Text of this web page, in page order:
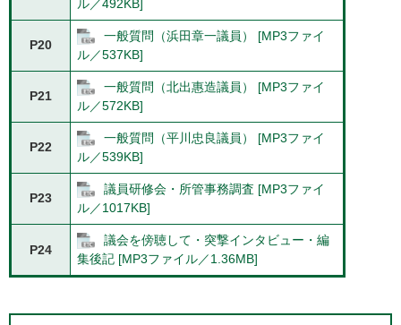
ル／492KB]
P20
一般質問（浜田章一議員） [MP3ファイ
ル／537KB]
P21
一般質問（北出惠造議員） [MP3ファイ
ル／572KB]
P22
一般質問（平川忠良議員） [MP3ファイ
ル／539KB]
P23
議員研修会・所管事務調査 [MP3ファイ
ル／1017KB]
P24
議会を傍聴して・突撃インタビュー・編
集後記 [MP3ファイル／1.36MB]